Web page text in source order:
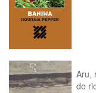
Aru,
do